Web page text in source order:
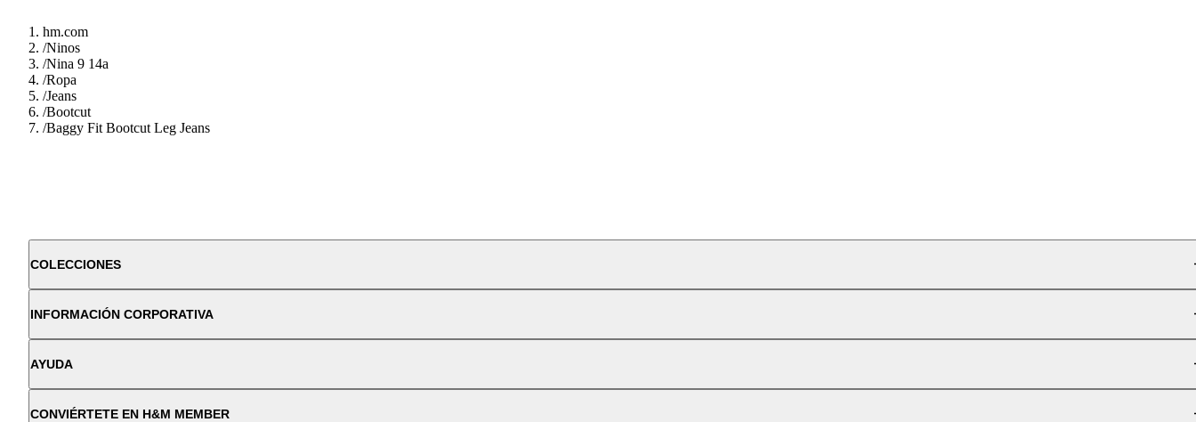
hm.com
/Ninos
/Nina 9 14a
/Ropa
/Jeans
/Bootcut
/Baggy Fit Bootcut Leg Jeans
COLECCIONES
INFORMACIÓN CORPORATIVA
AYUDA
CONVIÉRTETE EN H&M MEMBER